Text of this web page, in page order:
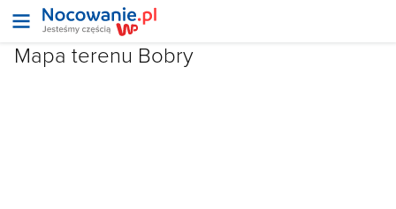
Mapa terenu Bobry